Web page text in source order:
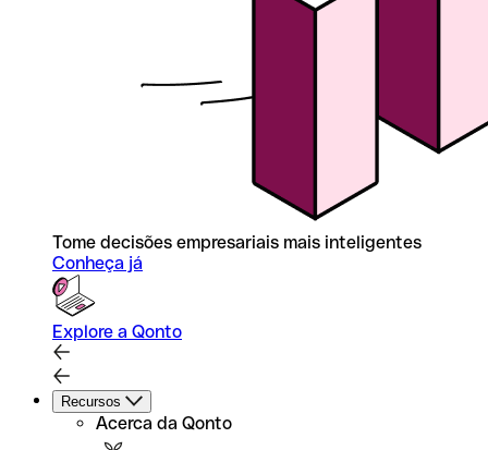
Tome decisões empresariais mais inteligentes
Conheça já
Explore a Qonto
Recursos
Acerca da Qonto